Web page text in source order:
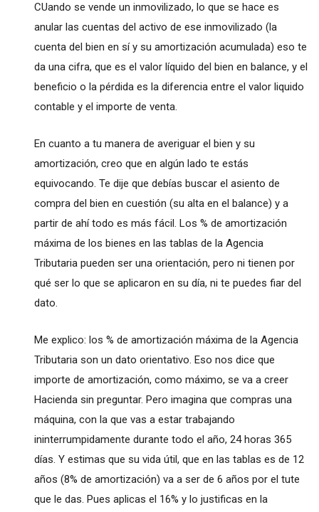
CUando se vende un inmovilizado, lo que se hace es
anular las cuentas del activo de ese inmovilizado (la
cuenta del bien en sí y su amortización acumulada) eso te
da una cifra, que es el valor líquido del bien en balance, y el
beneficio o la pérdida es la diferencia entre el valor liquido
contable y el importe de venta.
En cuanto a tu manera de averiguar el bien y su
amortización, creo que en algún lado te estás
equivocando. Te dije que debías buscar el asiento de
compra del bien en cuestión (su alta en el balance) y a
partir de ahí todo es más fácil. Los % de amortización
máxima de los bienes en las tablas de la Agencia
Tributaria pueden ser una orientación, pero ni tienen por
qué ser lo que se aplicaron en su día, ni te puedes fiar del
dato.
Me explico: los % de amortización máxima de la Agencia
Tributaria son un dato orientativo. Eso nos dice que
importe de amortización, como máximo, se va a creer
Hacienda sin preguntar. Pero imagina que compras una
máquina, con la que vas a estar trabajando
ininterrumpidamente durante todo el año, 24 horas 365
días. Y estimas que su vida útil, que en las tablas es de 12
años (8% de amortización) va a ser de 6 años por el tute
que le das. Pues aplicas el 16% y lo justificas en la